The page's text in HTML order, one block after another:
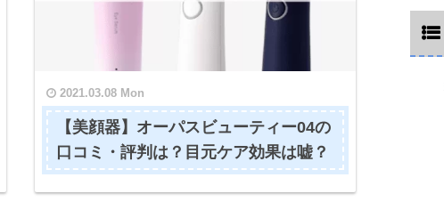
2021.03.08 Mon
【美顔器】オーパスビューティー04の
口コミ・評判は？目元ケア効果は嘘？